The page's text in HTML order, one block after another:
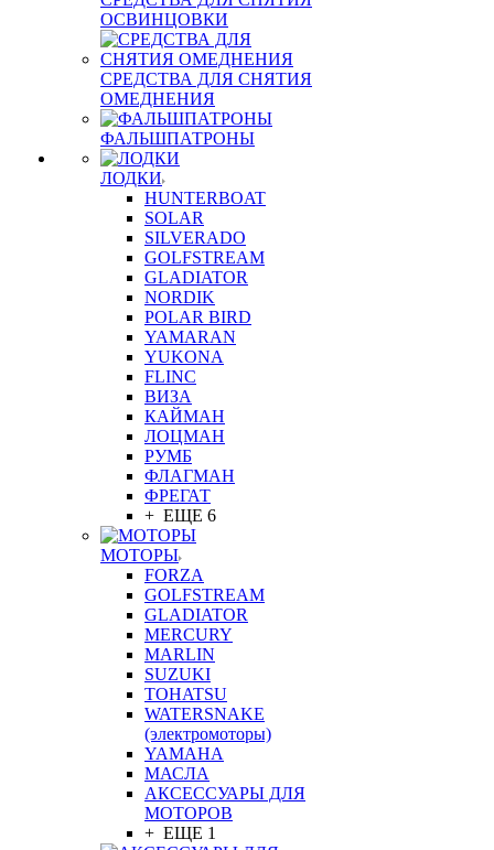
ОСВИНЦОВКИ
СРЕДСТВА ДЛЯ СНЯТИЯ
ОМЕДНЕНИЯ
ФАЛЬШПАТРОНЫ
ЛОДКИ
HUNTERBOAT
SOLAR
SILVERADO
GOLFSTREAM
GLADIATOR
NORDIK
POLAR BIRD
YAMARAN
YUKONA
FLINC
ВИЗА
КАЙМАН
ЛОЦМАН
РУМБ
ФЛАГМАН
ФРЕГАТ
+ ЕЩЕ 6
МОТОРЫ
FORZA
GOLFSTREAM
GLADIATOR
MERCURY
MARLIN
SUZUKI
TOHATSU
WATERSNAKE
(электромоторы)
YAMAHA
МАСЛА
АКСЕССУАРЫ ДЛЯ
МОТОРОВ
+ ЕЩЕ 1